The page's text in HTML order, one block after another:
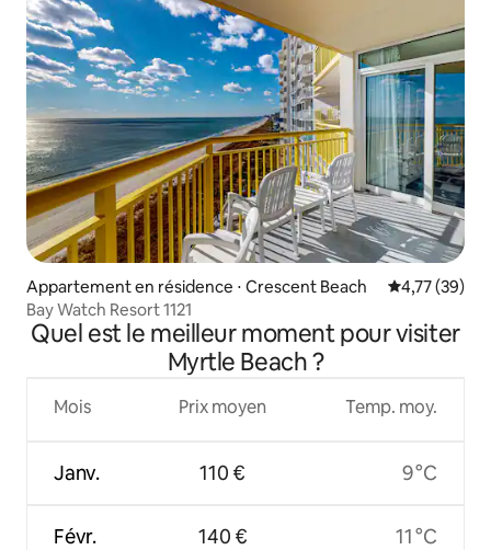
Appartement en résidence ⋅ Crescent Beach Évaluation
4,77 (39)
Bay Watch Resort 1121
Quel est le meilleur moment pour visiter
Myrtle Beach ?
Mois
Janv.
Févr.
Prix moyen
110 €
140 €
Temp. moy.
9 °C
11 °C